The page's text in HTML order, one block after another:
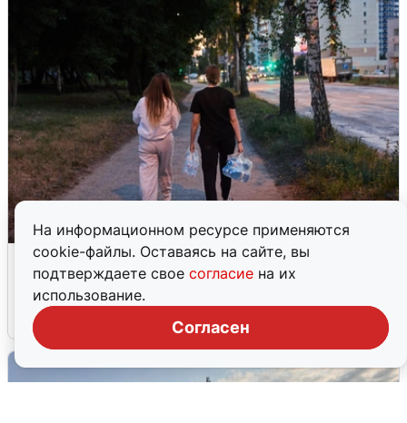
На информационном ресурсе применяются
cookie-файлы. Оставаясь на сайте, вы
подтверждаете свое согласие на их
использование.
Согласен
Опубликована карта отключений
воды в Воронеже
6 августа